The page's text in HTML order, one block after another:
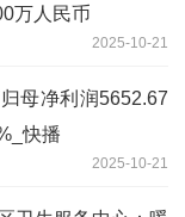
万人民币
2025-10-21
母净利润5652.67
快播
2025-10-21